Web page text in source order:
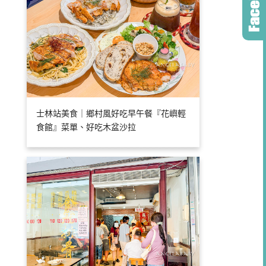
士林站美食｜鄉村風好吃早午餐『花嶼輕
食館』菜單、好吃木盆沙拉